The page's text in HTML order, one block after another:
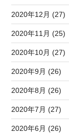
2020年12月 (27)
2020年11月 (25)
2020年10月 (27)
2020年9月 (26)
2020年8月 (26)
2020年7月 (27)
2020年6月 (26)